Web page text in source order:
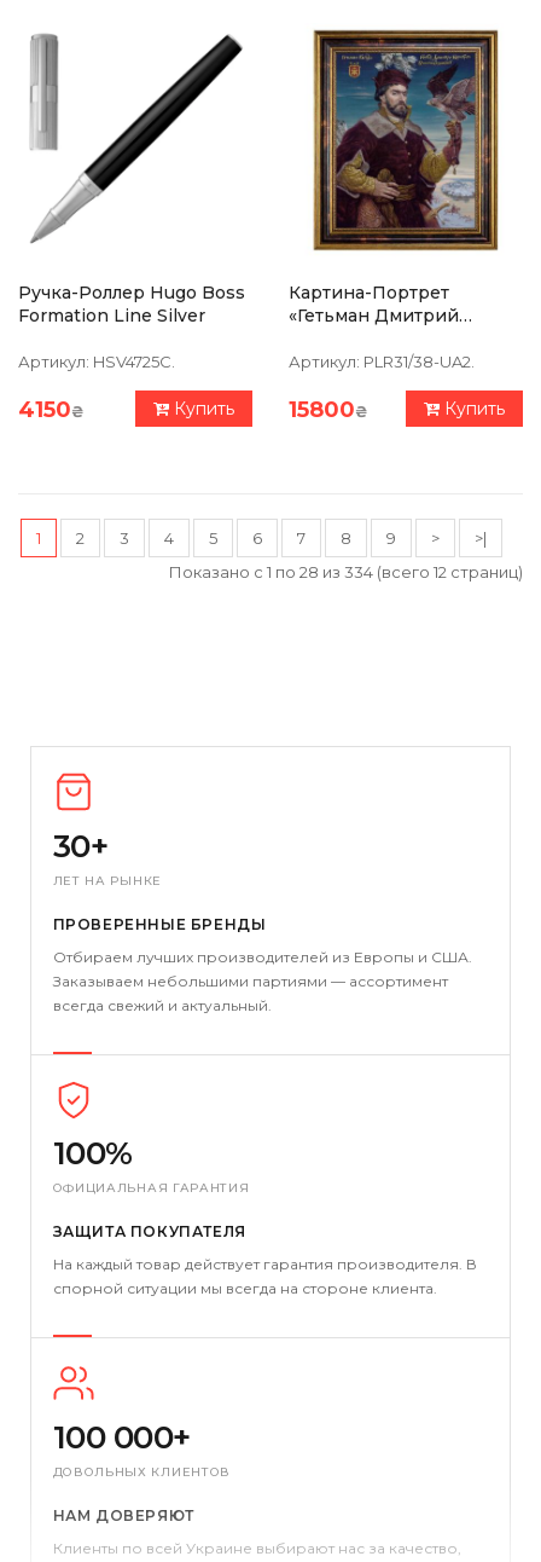
Ручка-Роллер Hugo Boss
Formation Line Silver
Артикул: HSV4725C.
4150₴ Купить
Картина-Портрет
«Гетьман Дмитрий
Артикул: PLR31/38-UA2.
15800₴ Купить
1 2 3 4 5 6 7 8 9 >
>|
Показано с 1 по 28 из 334 (всего 12 страниц)
30+
ЛЕТ НА РЫНКЕ
ПРОВЕРЕННЫЕ БРЕНДЫ
Отбираем лучших производителей из Европы и США.
Заказываем небольшими партиями — ассортимент
всегда свежий и актуальный.
100%
ОФИЦИАЛЬНАЯ ГАРАНТИЯ
ЗАЩИТА ПОКУПАТЕЛЯ
На каждый товар действует гарантия производителя. В
спорной ситуации мы всегда на стороне клиента.
100 000+
ДОВОЛЬНЫХ КЛИЕНТОВ
НАМ ДОВЕРЯЮТ
Клиенты по всей Украине выбирают нас за качество,